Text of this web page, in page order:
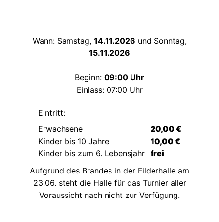
Wann: Samstag, 14.11.2026 und Sonntag,
15.11.2026
Beginn: 09:00 Uhr
Einlass: 07:00 Uhr
Eintritt:
Erwachsene
20,00 €
Kinder bis 10 Jahre
10,00 €
Kinder bis zum 6. Lebensjahr
frei
Aufgrund des Brandes in der Filderhalle am
23.06. steht die Halle für das Turnier aller
Voraussicht nach nicht zur Verfügung.